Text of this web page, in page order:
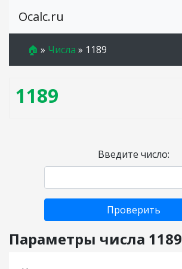
Ocalc.ru
🏠 » Числа » 1189
1189
Введите число:
Проверить
Параметры числа 1189